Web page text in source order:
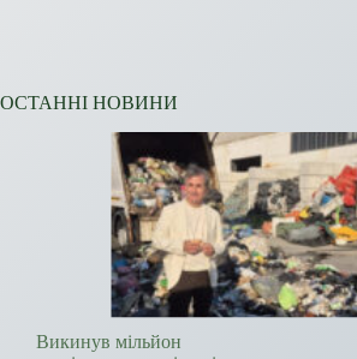
ОСТАННІ НОВИНИ
Викинув мільйон